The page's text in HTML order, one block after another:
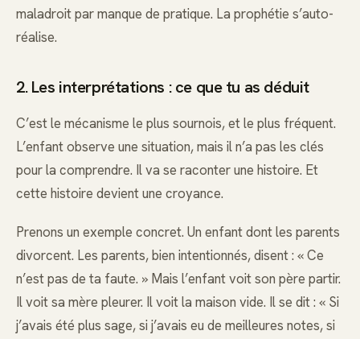
maladroit par manque de pratique. La prophétie s’auto-
réalise.
2. Les interprétations : ce que tu as déduit
C’est le mécanisme le plus sournois, et le plus fréquent.
L’enfant observe une situation, mais il n’a pas les clés
pour la comprendre. Il va se raconter une histoire. Et
cette histoire devient une croyance.
Prenons un exemple concret. Un enfant dont les parents
divorcent. Les parents, bien intentionnés, disent : « Ce
n’est pas de ta faute. » Mais l’enfant voit son père partir.
Il voit sa mère pleurer. Il voit la maison vide. Il se dit : « Si
j’avais été plus sage, si j’avais eu de meilleures notes, si